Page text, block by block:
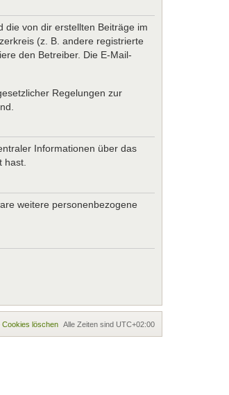
die von dir erstellten Beiträge im
(z. B. andere registrierte
den Betreiber. Die E-Mail-
Regelungen zur
Informationen über das
hast.
weitere personenbezogene
Alle Zeiten sind UTC+02:00
Cookies löschen